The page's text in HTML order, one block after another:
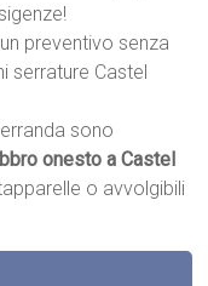
preventivo senza
serrature Castel
sono
onesto a Castel
o avvolgibili